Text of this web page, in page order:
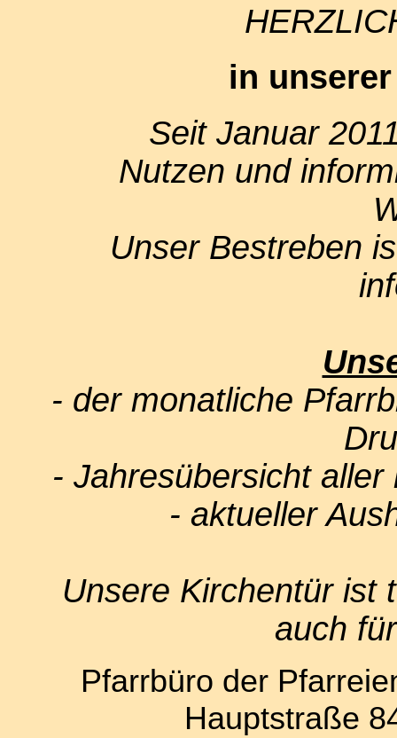
in
Seit Januar
Nutzen und
Unser Bestreben
- der monatliche
- Jahresübersicht
- aktueller
Unsere Kirchentür ist
auch
Pfarrbüro der
Hauptstraße